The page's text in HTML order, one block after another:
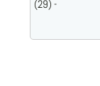
(29) -